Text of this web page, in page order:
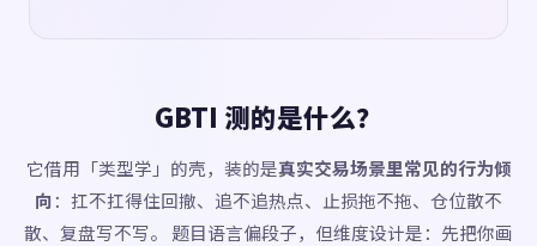
GBTI 测的是什么？
它借用「类型学」的壳，装的是真实交易场景里常见的行为倾
向：扛不扛得住回撤、追不追热点、止损拖不拖、仓位散不
散、复盘写不写。 题目语言偏段子，但维度设计是：先把你画